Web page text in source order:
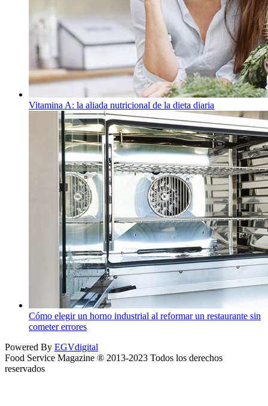
Vitamina A: la aliada nutricional de la dieta diaria
Cómo elegir un horno industrial al reformar un restaurante sin
cometer errores
Powered By EGVdigital
Food Service Magazine ® 2013-2023 Todos los derechos
reservados